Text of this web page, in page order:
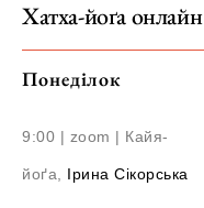
Хатха-йоґа онлайн
Понеділок
9:00 | zoom | Кайя-
йоґа, Ірина Сікорська